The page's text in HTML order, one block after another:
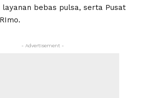
layanan bebas pulsa, serta Pusat
- Advertisement -